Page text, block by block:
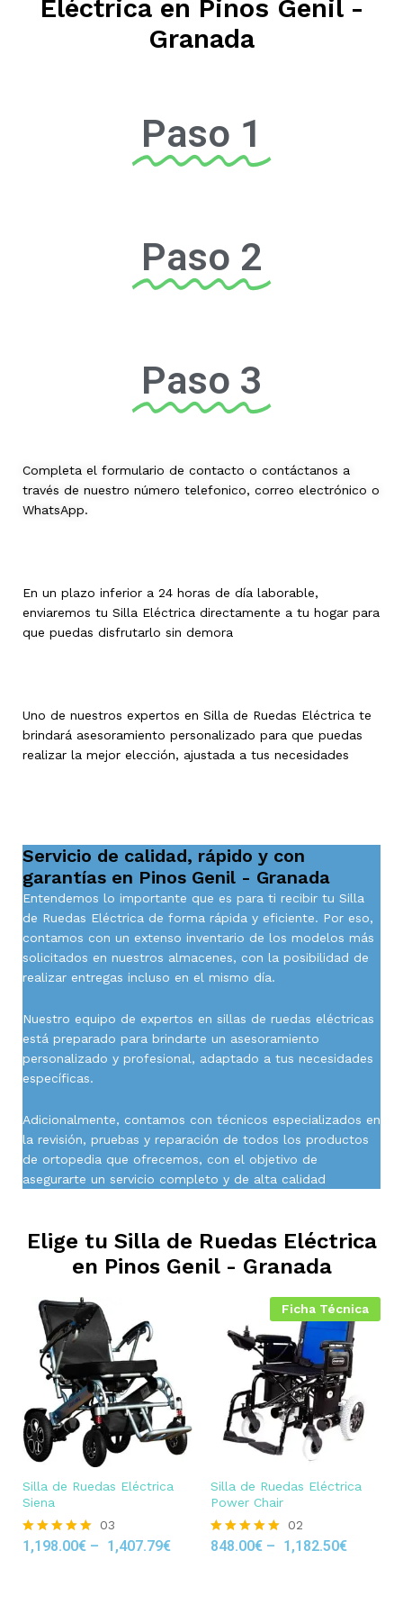
Eléctrica en Pinos Genil -
Granada
Paso 1
Paso 2
Paso 3
Completa el formulario de contacto o contáctanos a
través de nuestro número telefonico, correo electrónico o
WhatsApp.
En un plazo inferior a 24 horas de día laborable,
enviaremos tu Silla Eléctrica directamente a tu hogar para
que puedas disfrutarlo sin demora
Uno de nuestros expertos en Silla de Ruedas Eléctrica te
brindará asesoramiento personalizado para que puedas
realizar la mejor elección, ajustada a tus necesidades
Servicio de calidad, rápido y con
garantías en Pinos Genil - Granada
Entendemos lo importante que es para ti recibir tu Silla
de Ruedas Eléctrica de forma rápida y eficiente. Por eso,
contamos con un extenso inventario de los modelos más
solicitados en nuestros almacenes, con la posibilidad de
realizar entregas incluso en el mismo día.
Nuestro equipo de expertos en sillas de ruedas eléctricas
está preparado para brindarte un asesoramiento
personalizado y profesional, adaptado a tus necesidades
específicas.
Adicionalmente, contamos con técnicos especializados en
la revisión, pruebas y reparación de todos los productos
de ortopedia que ofrecemos, con el objetivo de
asegurarte un servicio completo y de alta calidad
Elige tu Silla de Ruedas Eléctrica
en Pinos Genil - Granada
Silla de Ruedas Eléctrica
Siena
Rated
03
1,198.00€ – 1,407.79€
Ficha Técnica
Silla de Ruedas Eléctrica
Power Chair
Rated
02
848.00€ – 1,182.50€